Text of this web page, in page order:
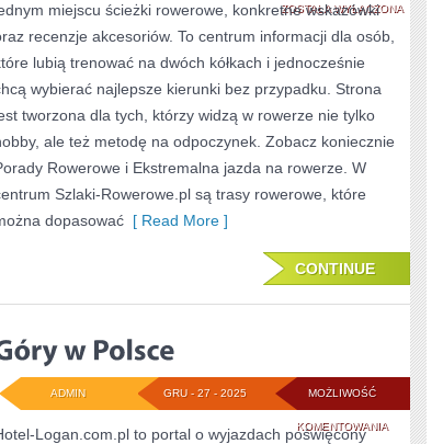
NA
ROWERZE
ZOSTAŁA WYŁĄCZONA
miejscu ścieżki rowerowe, konkretne wskazówki
recenzje akcesoriów. To centrum informacji dla osób,
lubią trenować na dwóch kółkach i jednocześnie
wybierać najlepsze kierunki bez przypadku. Strona
tworzona dla tych, którzy widzą w rowerze nie tylko
ale też metodę na odpoczynek. Zobacz koniecznie
Rowerowe i Ekstremalna jazda na rowerze. W
Szlaki-Rowerowe.pl są trasy rowerowe, które
dopasować [ Read More ]
CONTINUE
MOŻLIWOŚĆ
KOMENTOWANIAGÓRY
GRU - 27 - 2025
ADMIN
Logan.com.pl to portal o wyjazdach poświęcony